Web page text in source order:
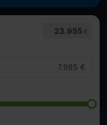
23.955 €